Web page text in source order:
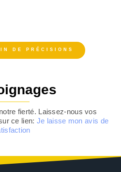
DE PRÉCISIONS
fierté. Laissez-nous vos
ce lien: Je laisse mon avis de